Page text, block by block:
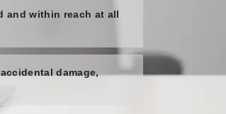
and within reach at all
damage,